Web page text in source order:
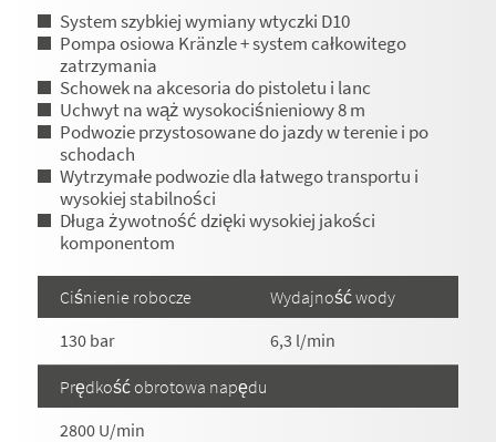
System szybkiej wymiany wtyczki D10
Pompa osiowa Kränzle + system całkowitego
zatrzymania
Schowek na akcesoria do pistoletu i lanc
Uchwyt na wąż wysokociśnieniowy 8 m
Podwozie przystosowane do jazdy w terenie i po
schodach
Wytrzymałe podwozie dla łatwego transportu i
wysokiej stabilności
Długa żywotność dzięki wysokiej jakości
komponentom
Ciśnienie robocze
130 bar
Wydajność wody
6,3 l/min
Prędkość obrotowa napędu
2800 U/min